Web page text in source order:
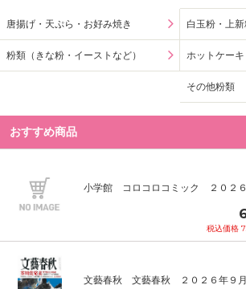
白玉粉・上
唐揚げ・天ぷら・お好み焼き
ホットケー
粉類（きな粉・イーストなど）
その他粉類
おすすめ商品
小学館 コロコロコミック ２０２
税込価格
文藝春秋 文藝春秋 ２０２６年９